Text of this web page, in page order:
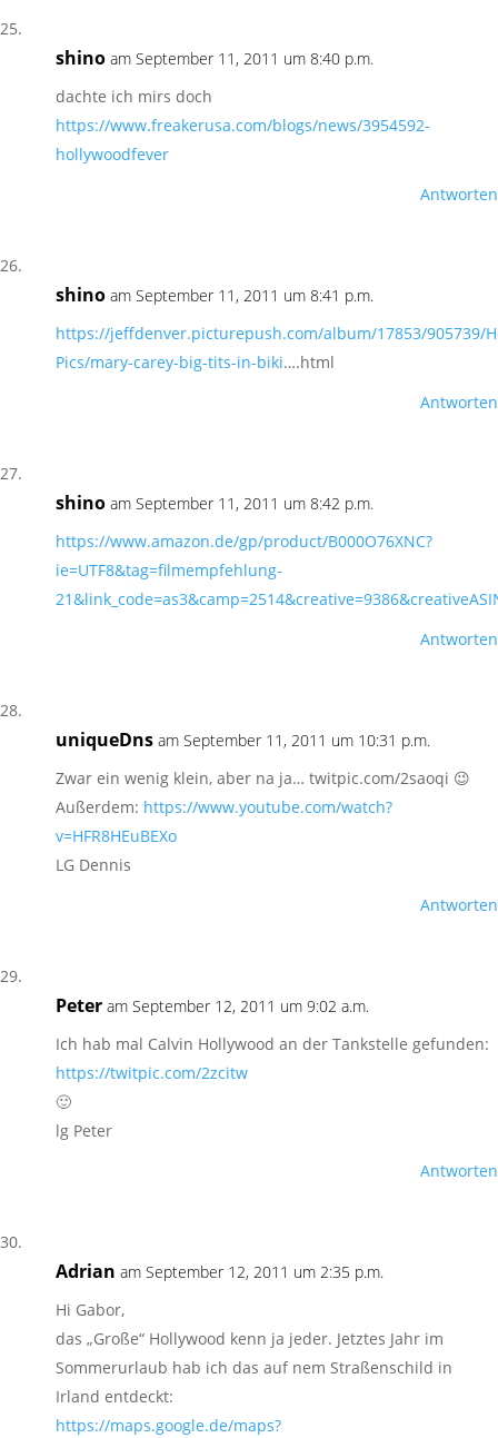
shino am September 11, 2011 um 8:40 p.m.
dachte ich mirs doch
https://www.freakerusa.com/blogs/news/3954592-
hollywoodfever
Antworten
shino am September 11, 2011 um 8:41 p.m.
https://jeffdenver.picturepush.com/album/17853/905739/
Pics/mary-carey-big-tits-in-biki….html
Antworten
shino am September 11, 2011 um 8:42 p.m.
https://www.amazon.de/gp/product/B000O76XNC?
ie=UTF8&tag=filmempfehlung-
Antworten
uniqueDns am September 11, 2011 um 10:31 p.m.
Zwar ein wenig klein, aber na ja… twitpic.com/2saoqi 😉
Außerdem: https://www.youtube.com/watch?
v=HFR8HEuBEXo
LG Dennis
Antworten
Peter am September 12, 2011 um 9:02 a.m.
Ich hab mal Calvin Hollywood an der Tankstelle gefunden:
https://twitpic.com/2zcitw
🙂
lg Peter
Antworten
Adrian am September 12, 2011 um 2:35 p.m.
Hi Gabor,
das „Große“ Hollywood kenn ja jeder. Jetztes Jahr im
Sommerurlaub hab ich das auf nem Straßenschild in
Irland entdeckt:
https://maps.google.de/maps?